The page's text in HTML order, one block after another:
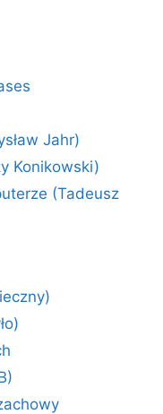
Jahr)
Konikowski)
(Tadeusz